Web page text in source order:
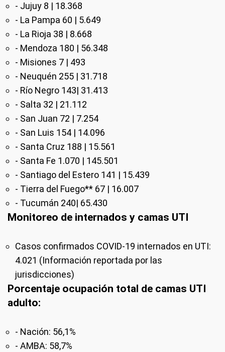
- Jujuy 8 | 18.368
- La Pampa 60 | 5.649
- La Rioja 38 | 8.668
- Mendoza 180 | 56.348
- Misiones 7 | 493
- Neuquén 255 | 31.718
- Río Negro 143| 31.413
- Salta 32 | 21.112
- San Juan 72 | 7.254
- San Luis 154 | 14.096
- Santa Cruz 188 | 15.561
- Santa Fe 1.070 | 145.501
- Santiago del Estero 141 | 15.439
- Tierra del Fuego** 67 | 16.007
- Tucumán 240| 65.430
Monitoreo de internados y camas UTI
Casos confirmados COVID-19 internados en UTI:
4.021 (Información reportada por las
jurisdicciones)
Porcentaje ocupación total de camas UTI
adulto:
- Nación: 56,1%
- AMBA: 58,7%